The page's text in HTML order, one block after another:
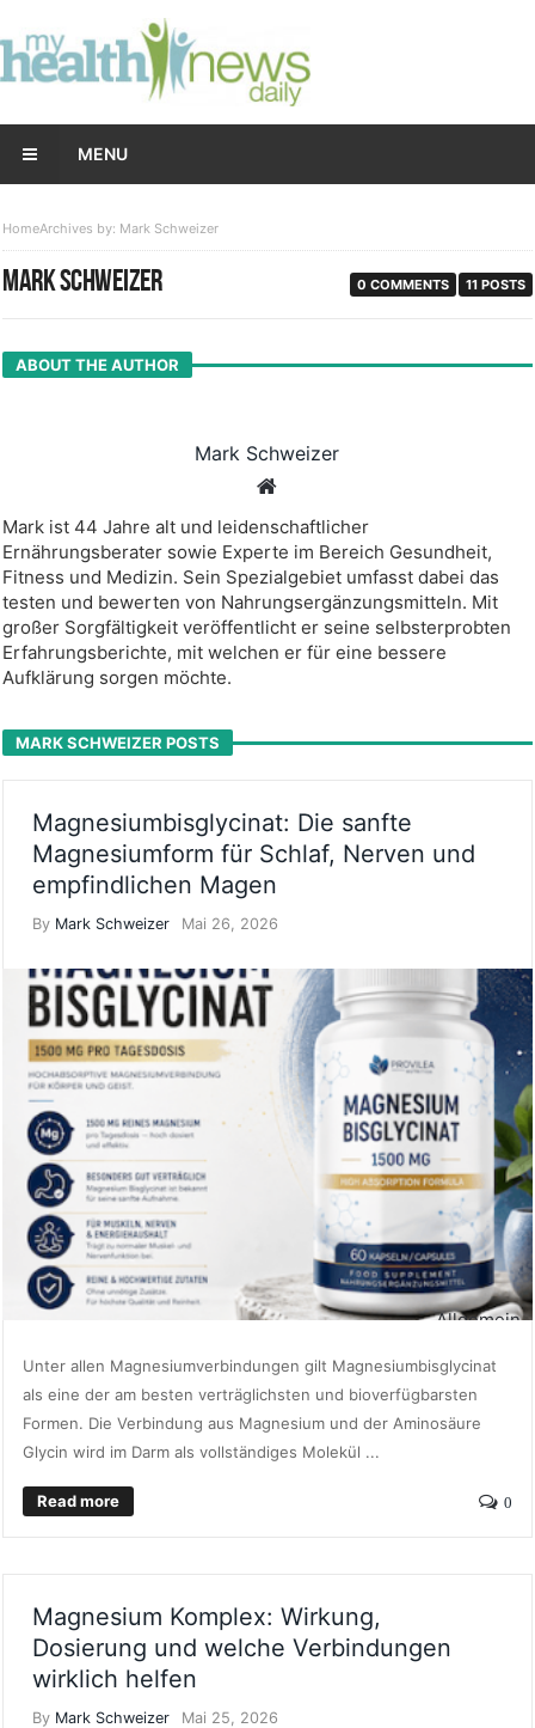
MENU
HomeArchives by: Mark Schweizer
MARK SCHWEIZER 11 POSTS
0 COMMENTS
ABOUT THE AUTHOR
Mark Schweizer
Mark ist 44 Jahre alt und leidenschaftlicher
Ernährungsberater sowie Experte im Bereich Gesundheit,
Fitness und Medizin. Sein Spezialgebiet umfasst dabei das
testen und bewerten von Nahrungsergänzungsmitteln. Mit
großer Sorgfältigkeit veröffentlicht er seine selbsterprobten
Erfahrungsberichte, mit welchen er für eine bessere
Aufklärung sorgen möchte.
MARK SCHWEIZER POSTS
Magnesiumbisglycinat: Die sanfte
Magnesiumform für Schlaf, Nerven und
empfindlichen Magen
By Mark Schweizer Mai 26, 2026
Allgemein
Unter allen Magnesiumverbindungen gilt Magnesiumbisglycinat
als eine der am besten verträglichsten und bioverfügbarsten
Formen. Die Verbindung aus Magnesium und der Aminosäure
Glycin wird im Darm als vollständiges Molekül ...
Read more 0
Magnesium Komplex: Wirkung,
Dosierung und welche Verbindungen
wirklich helfen
By Mark Schweizer Mai 25, 2026